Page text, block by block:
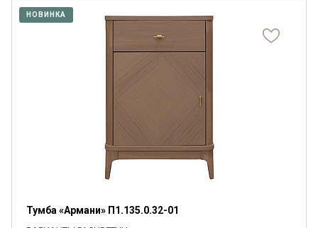
НОВИНКА
Тумба «Армани» П1.135.0.32-01